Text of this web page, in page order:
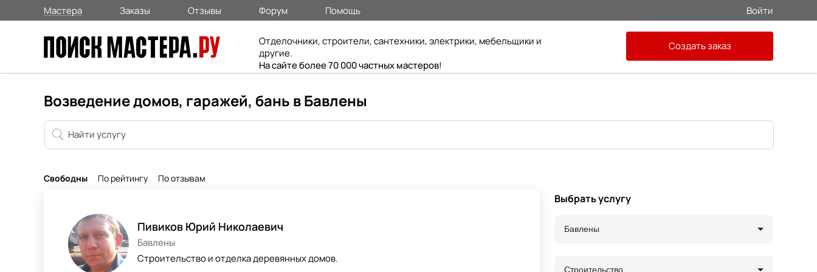
Мастера Заказы Отзывы Форум Помощь Войти
Отделочники, строители, сантехники, электрики, мебельщики и
другие.
На сайте более 70 000 частных мастеров!
Создать заказ
Возведение домов, гаражей, бань в Бавлены
Свободны По рейтингу По отзывам
Пивиков Юрий Николаевич
Бавлены
Строительство и отделка деревянных домов.
Выбрать услугу
Бавлены
Строительство